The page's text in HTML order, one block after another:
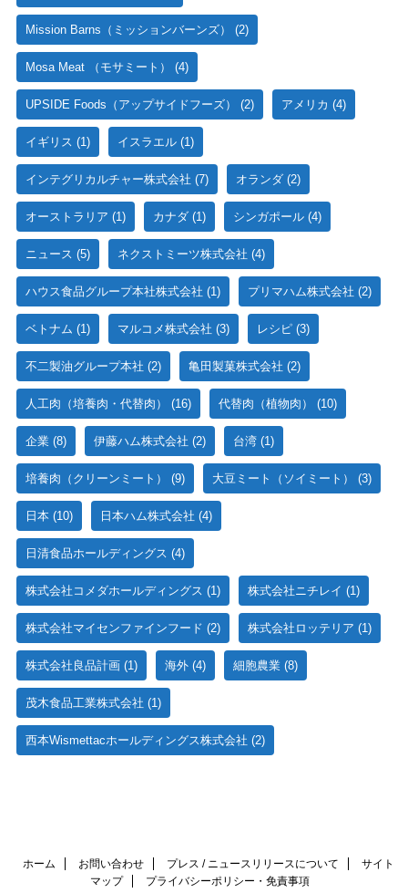
Mission Barns（ミッションバーンズ） (2)
Mosa Meat （モサミート） (4)
UPSIDE Foods（アップサイドフーズ） (2) アメリカ (4)
イギリス (1) イスラエル (1)
インテグリカルチャー株式会社 (7) オランダ (2)
オーストラリア (1) カナダ (1) シンガポール (4)
ニュース (5) ネクストミーツ株式会社 (4)
ハウス食品グループ本社株式会社 (1) プリマハム株式会社 (2)
ベトナム (1) マルコメ株式会社 (3) レシピ (3)
不二製油グループ本社 (2) 亀田製菓株式会社 (2)
人工肉（培養肉・代替肉） (16) 代替肉（植物肉） (10)
企業 (8) 伊藤ハム株式会社 (2) 台湾 (1)
培養肉（クリーンミート） (9) 大豆ミート（ソイミート） (3)
日本 (10) 日本ハム株式会社 (4)
日清食品ホールディングス (4)
株式会社コメダホールディングス (1) 株式会社ニチレイ (1)
株式会社マイセンファインフード (2) 株式会社ロッテリア (1)
株式会社良品計画 (1) 海外 (4) 細胞農業 (8)
茂木食品工業株式会社 (1)
西本Wismettacホールディングス株式会社 (2)
ホーム お問い合わせ プレス / ニュースリリースについて
サイト
マップ
プライバシーポリシー・免責事項